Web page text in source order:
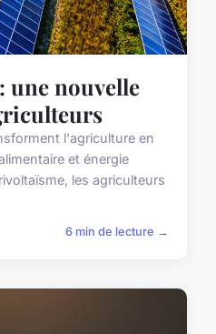
une nouvelle
l'agriculture en
et énergie
les agriculteurs
6 min de lecture →